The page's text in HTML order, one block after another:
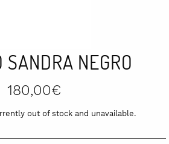
SANDRA NEGRO
180,00€
out of stock and unavailable.